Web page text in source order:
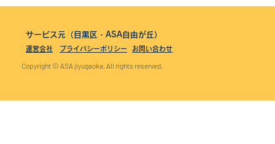
サービス元（目黒区・ASA自由が丘）
運営会社 プライバシーポリシー お問い合わせ
Copyright © ASA jiyugaoka. All rights reserved.